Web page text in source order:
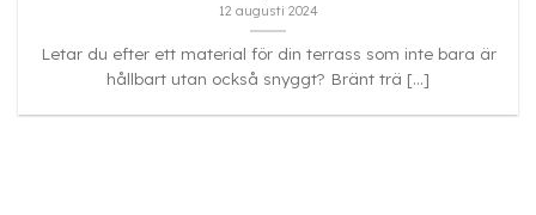
12 augusti 2024
Letar du efter ett material för din terrass som inte bara är
hållbart utan också snyggt? Bränt trä [...]